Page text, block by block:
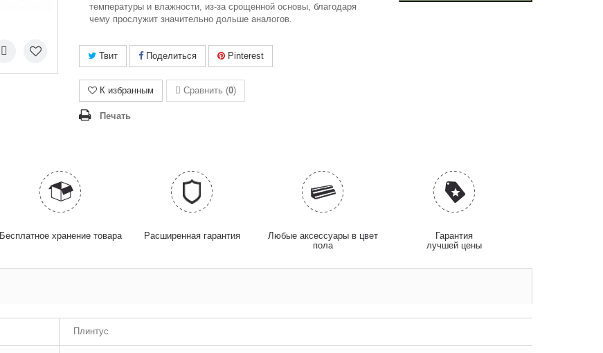
температуры и влажности, из-за срощенной основы, благодаря
чему прослужит значительно дольше аналогов.
Твит Поделиться Pinterest
К избранным Сравнить (0)
Печать
Бесплатное хранение товара Расширенная гарантия
Любые аксессуары в цвет
пола
Гарантия
лучшей цены
Плинтус